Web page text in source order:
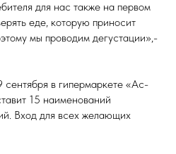
для нас также на первом
еде, которую приносит
мы проводим дегустации»,-
в гипермаркете «Ас-
15 наименований
Вход для всех желающих